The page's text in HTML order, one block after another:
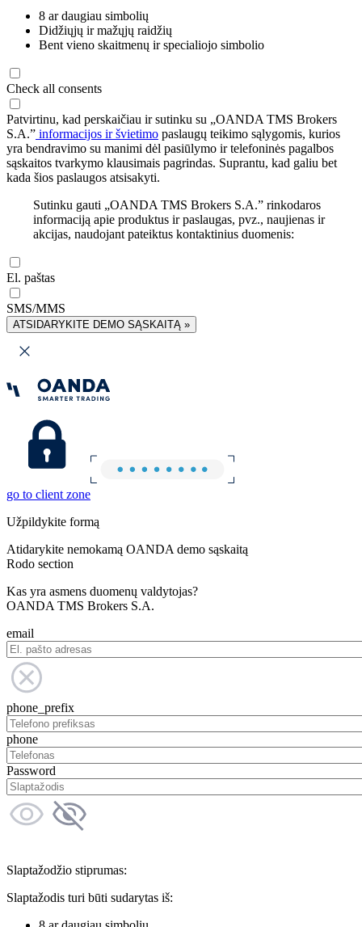
8 ar daugiau simbolių
Didžiųjų ir mažųjų raidžių
Bent vieno skaitmenų ir specialiojo simbolio
Check all consents
Patvirtinu, kad perskaičiau ir sutinku su „OANDA TMS Brokers
S.A.” informacijos ir švietimo paslaugų teikimo sąlygomis, kurios
yra bendravimo su manimi dėl pasiūlymo ir telefoninės pagalbos
sąskaitos tvarkymo klausimais pagrindas. Suprantu, kad galiu bet
kada šios paslaugos atsisakyti.
Sutinku gauti „OANDA TMS Brokers S.A.” rinkodaros
informaciją apie produktus ir paslaugas, pvz., naujienas ir
akcijas, naudojant pateiktus kontaktinius duomenis:
El. paštas
SMS/MMS
ATSIDARYKITE DEMO SĄSKAITĄ »
go to client zone
Užpildykite formą
Atidarykite nemokamą OANDA demo sąskaitą
Rodo section
Kas yra asmens duomenų valdytojas?
OANDA TMS Brokers S.A.
email
phone_prefix
phone
Password
Slaptažodžio stiprumas:
Slaptažodis turi būti sudarytas iš: